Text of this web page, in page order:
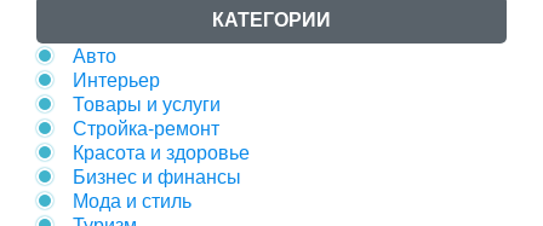
КАТЕГОРИИ
Авто
Интерьер
Товары и услуги
Стройка-ремонт
Красота и здоровье
Бизнес и финансы
Мода и стиль